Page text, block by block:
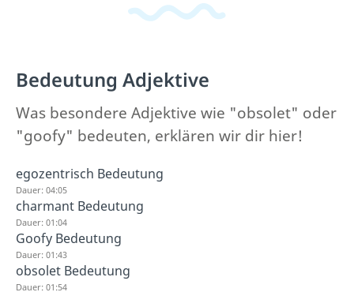
Bedeutung Adjektive
Was besondere Adjektive wie "obsolet" oder
"goofy" bedeuten, erklären wir dir hier!
egozentrisch Bedeutung
Dauer: 04:05
charmant Bedeutung
Dauer: 01:04
Goofy Bedeutung
Dauer: 01:43
obsolet Bedeutung
Dauer: 01:54